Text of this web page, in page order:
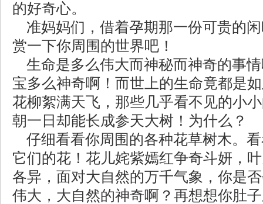
的好奇心。
准妈妈们，借着孕期那一份可贵的
赏一下你周围的世界吧！
生命是多么伟大而神秘而神奇的事
宝多么神奇啊！而世上的生命竟都是
花柳絮满天飞，那些几乎看不见的小
朝一日却能长成参天大树！为什么？
仔细看看你周围的各种花草树木。
它们的花！花儿姹紫嫣红争奇斗妍，
各异，面对大自然的万千气象，你是
伟大，大自然的神奇啊？再想想你肚